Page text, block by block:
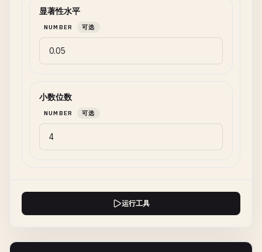
显著性水平
NUMBER 可选
小数位数
NUMBER 可选
运行工具